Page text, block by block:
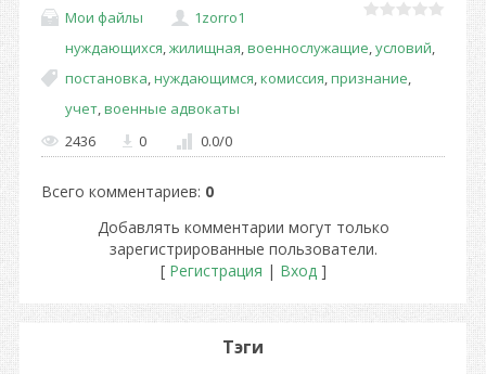
Мои файлы
1zorro1
нуждающихся жилищная военнослужащие условий
постановка нуждающимся комиссия признание
учет военные адвокаты
2436
0 0.0/0
Всего комментариев: 0
Добавлять комментарии могут только
зарегистрированные пользователи.
[ Регистрация | Вход]
Тэги